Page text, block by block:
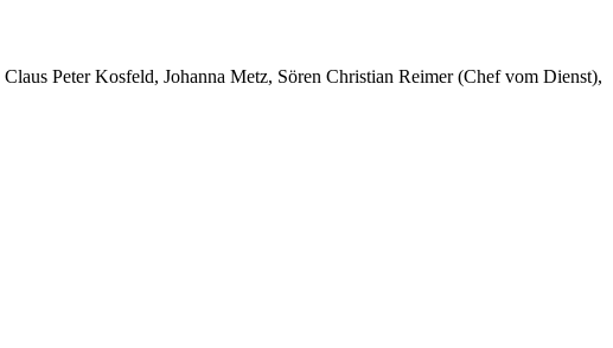
Claus Peter Kosfeld, Johanna Metz, Sören Christian Reimer (Chef vom Dienst),